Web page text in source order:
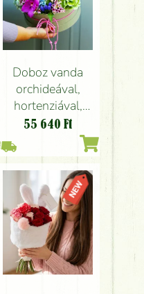
Doboz vanda
orchideával,
hortenziával,
rózsával
55 640 Ft